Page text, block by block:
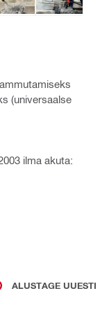
(universaalse
ilma akuta:
ALUSTAGE UUESTI